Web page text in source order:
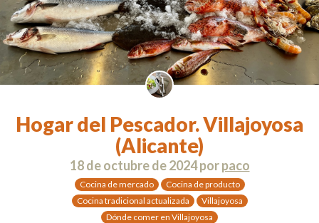
Hogar del Pescador. Villajoyosa
(Alicante)
18 de octubre de 2024porpaco
Cocina de mercado
Cocina de producto
Cocina tradicional actualizada
Villajoyosa
Dónde comer en Villajoyosa